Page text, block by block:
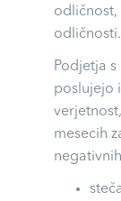
odličnosti.
Podjetja
poslujejo
mesecih